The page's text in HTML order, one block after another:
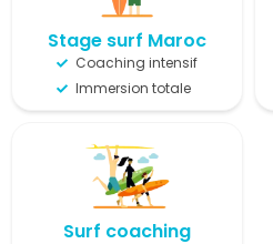
Stage surf Maroc
Coaching intensif
Immersion totale
Surf coaching